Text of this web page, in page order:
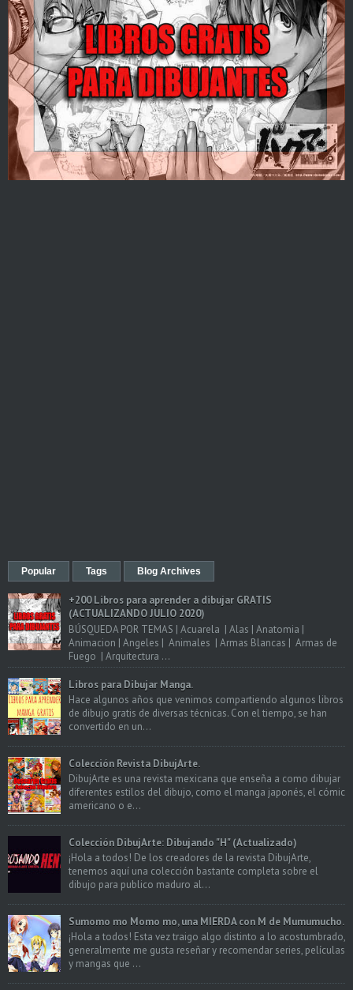
Popular Tags Blog Archives
+200 Libros para aprender a dibujar GRATIS
(ACTUALIZANDO JULIO 2020)
BÚSQUEDA POR TEMAS | Acuarela | Alas | Anatomia |
Animacion | Angeles | Animales | Armas Blancas | Armas de
Fuego | Arquitectura ...
Libros para Dibujar Manga.
Hace algunos años que venimos compartiendo algunos libros
de dibujo gratis de diversas técnicas. Con el tiempo, se han
convertido en un...
Colección Revista DibujArte.
DibujArte es una revista mexicana que enseña a como dibujar
diferentes estilos del dibujo, como el manga japonés, el cómic
americano o e...
Colección DibujArte: Dibujando "H" (Actualizado)
¡Hola a todos! De los creadores de la revista DibujArte,
tenemos aquí una colección bastante completa sobre el
dibujo para publico maduro al...
Sumomo mo Momo mo, una MIERDA con M de Mumumucho.
¡Hola a todos! Esta vez traigo algo distinto a lo acostumbrado,
generalmente me gusta reseñar y recomendar series, películas
y mangas que ...